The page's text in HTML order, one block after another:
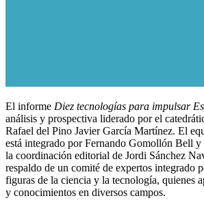
El informe Diez tecnologías para impulsar
análisis y prospectiva liderado por el
Rafael del Pino Javier García Martínez. El
está integrado por Fernando Gomollón Bell
la coordinación editorial de Jordi Sánchez
respaldo de un comité de expertos integrado
figuras de la ciencia y la tecnología, quienes
y conocimientos en diversos campos.